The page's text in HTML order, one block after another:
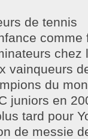
de tennis
chez
vainqueurs
du
juniors en
tard pour
de messie